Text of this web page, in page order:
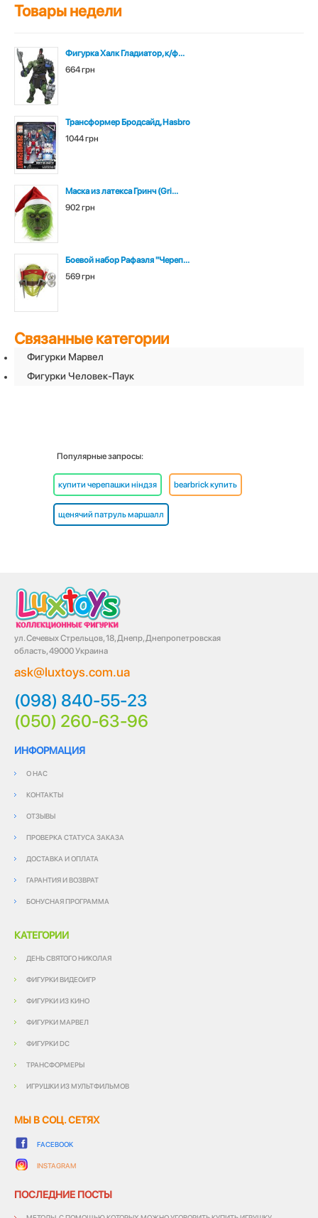
Товары недели
Фигурка Халк Гладиатор, к/ф...
664 грн
Трансформер Бродсайд, Hasbro
1044 грн
Маска из латекса Гринч (Gri...
902 грн
Боевой набор Рафаэля "Череп...
569 грн
Связанные категории
Фигурки Марвел
Фигурки Человек-Паук
Популярные запросы:
купити черепашки ніндзя bearbrick купить
щенячий патруль маршалл
ул. Сечевых Стрельцов, 18, Днепр, Днепропетровская
область, 49000 Украина
ask@luxtoys.com.ua
(098) 840-55-23
(050) 260-63-96
ИНФОРМАЦИЯ
О НАС
КОНТАКТЫ
ОТЗЫВЫ
ПРОВЕРКА СТАТУСА ЗАКАЗА
ДОСТАВКА И ОПЛАТА
ГАРАНТИЯ И ВОЗВРАТ
БОНУСНАЯ ПРОГРАММА
КАТЕГОРИИ
ДЕНЬ СВЯТОГО НИКОЛАЯ
ФИГУРКИ ВИДЕОИГР
ФИГУРКИ ИЗ КИНО
ФИГУРКИ МАРВЕЛ
ФИГУРКИ DC
ТРАНСФОРМЕРЫ
ИГРУШКИ ИЗ МУЛЬТФИЛЬМОВ
МЫ В СОЦ. СЕТЯХ
FACEBOOK
INSTAGRAM
ПОСЛЕДНИЕ ПОСТЫ